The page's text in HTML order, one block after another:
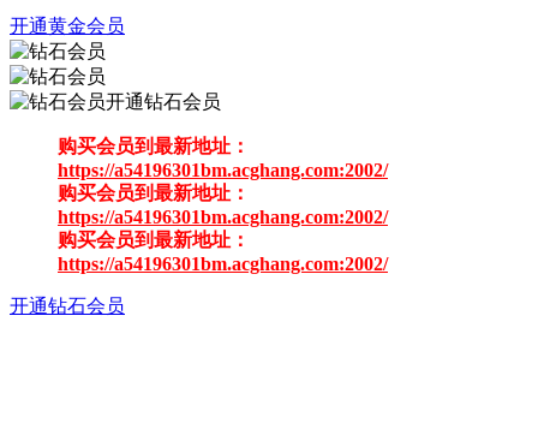
开通黄金会员
开通钻石会员
购买会员到最新地址：
https://a54196301bm.acghang.com:2002/
购买会员到最新地址：
https://a54196301bm.acghang.com:2002/
购买会员到最新地址：
https://a54196301bm.acghang.com:2002/
开通钻石会员